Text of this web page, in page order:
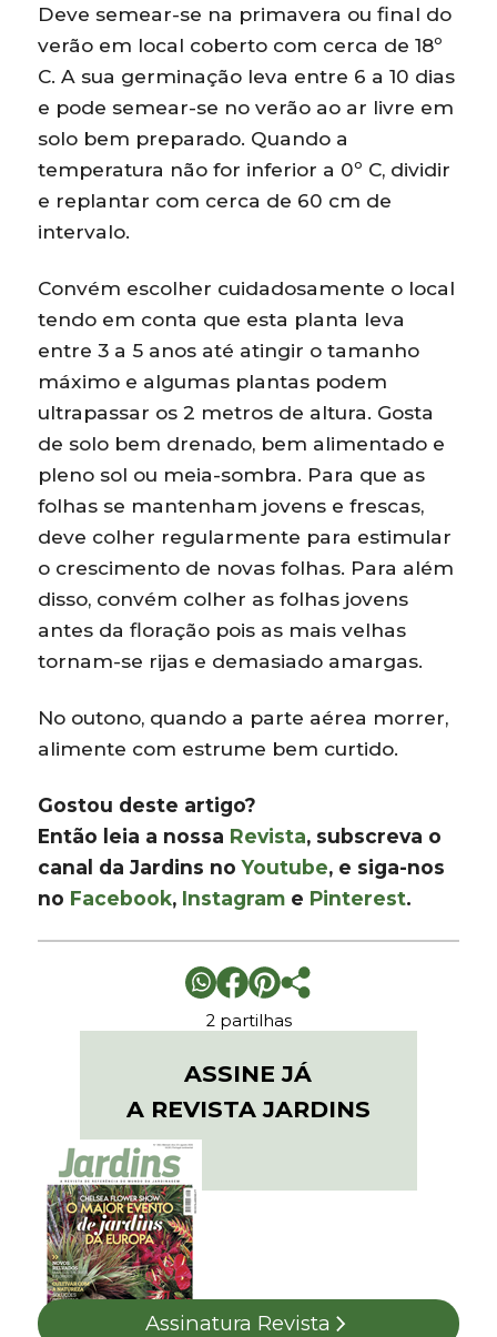
Deve semear-se na primavera ou final do
verão em local coberto com cerca de 18º
C. A sua germinação leva entre 6 a 10 dias
e pode semear-se no verão ao ar livre em
solo bem preparado. Quando a
temperatura não for inferior a 0º C, dividir
e replantar com cerca de 60 cm de
intervalo.
Convém escolher cuidadosamente o local
tendo em conta que esta planta leva
entre 3 a 5 anos até atingir o tamanho
máximo e algumas plantas podem
ultrapassar os 2 metros de altura. Gosta
de solo bem drenado, bem alimentado e
pleno sol ou meia-sombra. Para que as
folhas se mantenham jovens e frescas,
deve colher regularmente para estimular
o crescimento de novas folhas. Para além
disso, convém colher as folhas jovens
antes da floração pois as mais velhas
tornam-se rijas e demasiado amargas.
No outono, quando a parte aérea morrer,
alimente com estrume bem curtido.
Gostou deste artigo?
Então leia a nossa Revista, subscreva o
canal da Jardins noYoutube, e siga-nos
no Facebook, Instagram e Pinterest.
2 partilhas
ASSINE JÁ
A REVISTA JARDINS
Assinatura Revista